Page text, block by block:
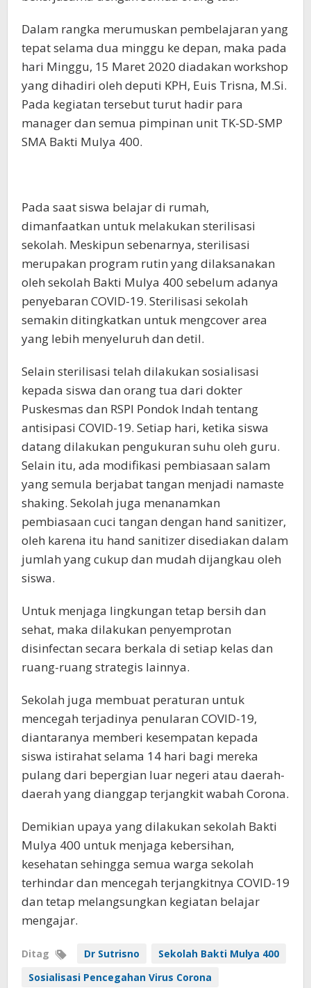
Dalam rangka merumuskan pembelajaran yang
tepat selama dua minggu ke depan, maka pada
hari Minggu, 15 Maret 2020 diadakan workshop
yang dihadiri oleh deputi KPH, Euis Trisna, M.Si.
Pada kegiatan tersebut turut hadir para
manager dan semua pimpinan unit TK-SD-SMP
SMA Bakti Mulya 400.
Pada saat siswa belajar di rumah,
dimanfaatkan untuk melakukan sterilisasi
sekolah. Meskipun sebenarnya, sterilisasi
merupakan program rutin yang dilaksanakan
oleh sekolah Bakti Mulya 400 sebelum adanya
penyebaran COVID-19. Sterilisasi sekolah
semakin ditingkatkan untuk mengcover area
yang lebih menyeluruh dan detil.
Selain sterilisasi telah dilakukan sosialisasi
kepada siswa dan orang tua dari dokter
Puskesmas dan RSPI Pondok Indah tentang
antisipasi COVID-19. Setiap hari, ketika siswa
datang dilakukan pengukuran suhu oleh guru.
Selain itu, ada modifikasi pembiasaan salam
yang semula berjabat tangan menjadi namaste
shaking. Sekolah juga menanamkan
pembiasaan cuci tangan dengan hand sanitizer,
oleh karena itu hand sanitizer disediakan dalam
jumlah yang cukup dan mudah dijangkau oleh
siswa.
Untuk menjaga lingkungan tetap bersih dan
sehat, maka dilakukan penyemprotan
disinfectan secara berkala di setiap kelas dan
ruang-ruang strategis lainnya.
Sekolah juga membuat peraturan untuk
mencegah terjadinya penularan COVID-19,
diantaranya memberi kesempatan kepada
siswa istirahat selama 14 hari bagi mereka
pulang dari bepergian luar negeri atau daerah-
daerah yang dianggap terjangkit wabah Corona.
Demikian upaya yang dilakukan sekolah Bakti
Mulya 400 untuk menjaga kebersihan,
kesehatan sehingga semua warga sekolah
terhindar dan mencegah terjangkitnya COVID-19
dan tetap melangsungkan kegiatan belajar
mengajar.
Ditag Dr Sutrisno
Sekolah Bakti Mulya 400
Sosialisasi Pencegahan Virus Corona